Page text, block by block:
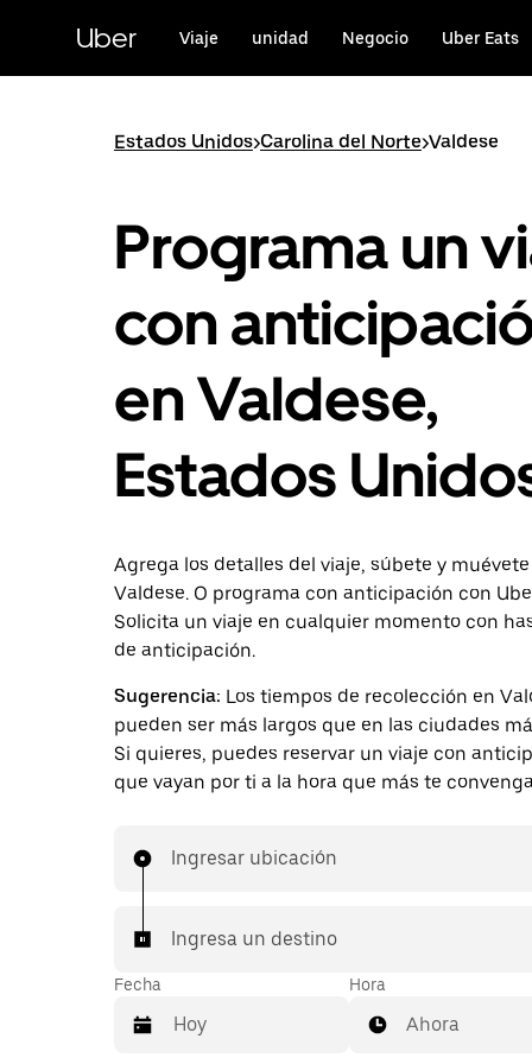
contenido
principal
Uber Viaje unidad Negocio Uber Eats
Estados Unidos>Carolina del Norte>Valdese
Programa un
con
en Valdese,
Estados
Agrega los detalles del viaje, súbete y
Valdese. O programa con anticipación con
Solicita un viaje en cualquier momento con
de anticipación.
Sugerencia: Los tiempos de recolección en
pueden ser más largos que en las ciudades
Si quieres, puedes reservar un viaje con
que vayan por ti a la hora que más te
Ingresar ubicación
Ingresa un destino
Fecha Hora
Ahora